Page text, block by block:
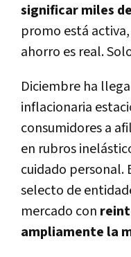
significar miles
promo está
ahorro es real.
Diciembre ha
inflacionaria
consumidores a
en rubros
cuidado personal.
selecto de
mercado con
ampliamente la